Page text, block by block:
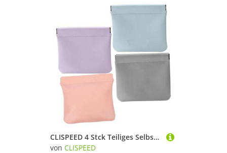
CLISPEED 4 Stck Teiliges Selbstschließende Kosmetiktaschen aus PU Tragbar Multifunktional für Damen für Reisen Alltag Büro und Camping
von CLISPEED